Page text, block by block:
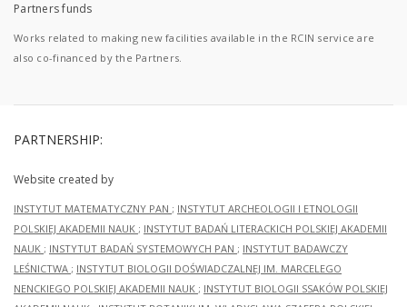
Partners funds
Works related to making new facilities available in the RCIN service are
also co-financed by the Partners.
PARTNERSHIP:
Website created by
INSTYTUT MATEMATYCZNY PAN ; INSTYTUT ARCHEOLOGII I ETNOLOGII
POLSKIEJ AKADEMII NAUK ; INSTYTUT BADAŃ LITERACKICH POLSKIEJ AKADEMII
NAUK ; INSTYTUT BADAŃ SYSTEMOWYCH PAN ; INSTYTUT BADAWCZY
LEŚNICTWA ; INSTYTUT BIOLOGII DOŚWIADCZALNEJ IM. MARCELEGO
NENCKIEGO POLSKIEJ AKADEMII NAUK ; INSTYTUT BIOLOGII SSAKÓW POLSKIEJ